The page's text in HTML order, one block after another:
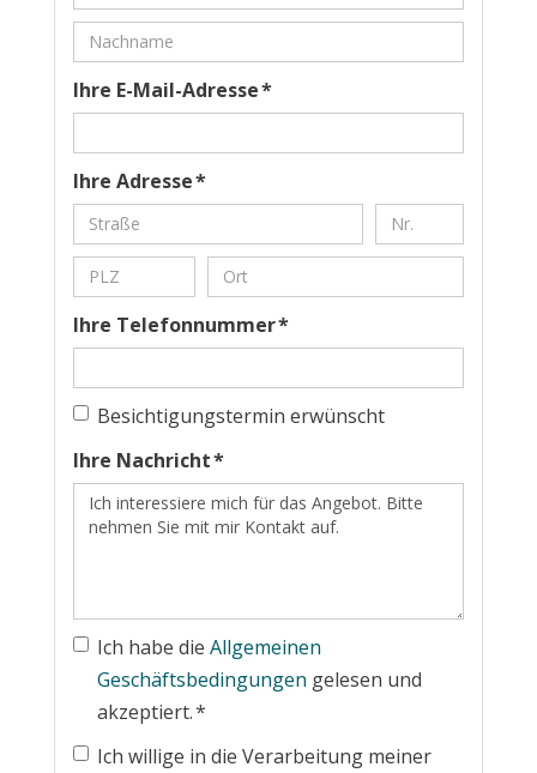
Ihre E-Mail-Adresse *
Ihre Adresse *
Ihre Telefonnummer *
Besichtigungstermin erwünscht
Ihre Nachricht *
Ich habe die Allgemeinen
Geschäftsbedingungen gelesen und
akzeptiert. *
Ich willige in die Verarbeitung meiner